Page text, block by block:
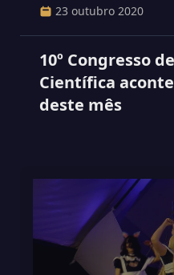
23 outubro 2020
10º Congresso
Científica
deste mês